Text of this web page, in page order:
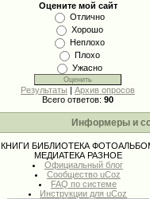
Оцените мой сайт
Отлично
Хорошо
Неплохо
Плохо
Ужасно
Результаты | Архив опросов
Всего ответов: 90
Информеры и
КНИГИ БИБЛИОТЕКА
МЕДИАТЕКА РАЗНОЕ
Официальный блог
Сообщество uCoz
FAQ по системе
Инструкции для uCoz